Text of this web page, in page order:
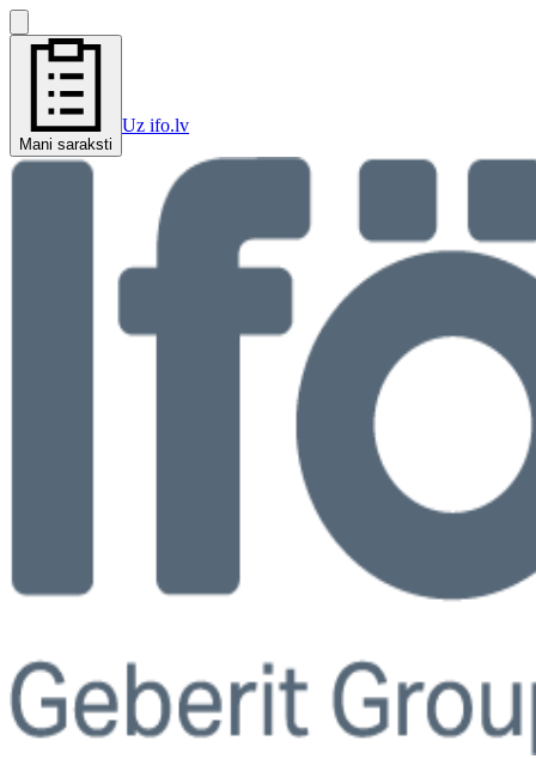
Mani saraksti
Uz ifo.lv